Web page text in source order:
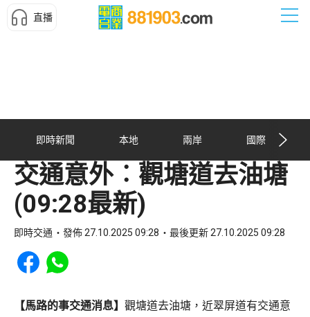
直播
即時新聞 本地 兩岸 國際
交通意外︰觀塘道去油塘
(09:28最新)
即時交通 發佈 27.10.2025 09:28 最後更新 27.10.2025 09:28
Share to Facebook
Share to WhatsApp
【馬路的事交通消息】 觀塘道去油塘，近翠屏道有交通意